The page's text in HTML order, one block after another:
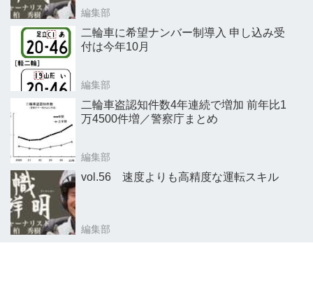
編集部
二輪車に希望ナンバー制導入 申し込み受
付は今年10月
編集部
二輪車盗認知件数4年連続で増加 前年比1
万4500件増／警察庁まとめ
編集部
vol.56 速度よりも高精度な運転スキル
編集部